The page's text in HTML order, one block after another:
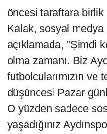
öncesi taraftara birlik
Kalak, sosyal medya
açıklamada, "Şimdi
olma zamanı. Biz
futbolcularımızın ve
düşüncesi Pazar
O yüzden sadece
yaşadığınız